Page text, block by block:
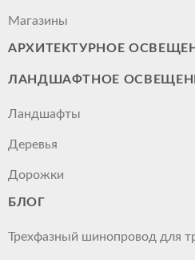
Магазины
АРХИТЕКТУРНОЕ
ЛАНДШАФТНОЕ
Ландшафты
Деревья
Дорожки
БЛОГ
Трехфазный шинопровод для